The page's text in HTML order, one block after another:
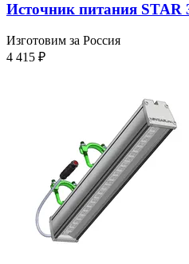
Источник питания STAR
Изготовим за Россия
4 415 ₽